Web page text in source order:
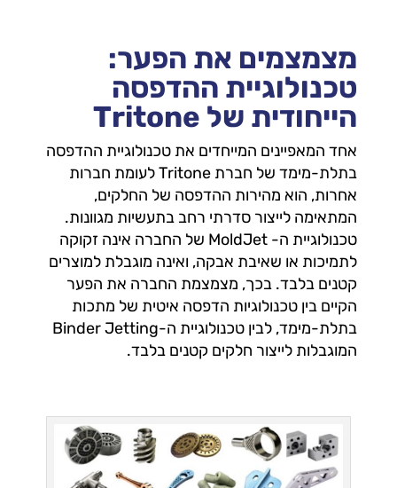
מצמצמים את הפער:
טכנולוגיית ההדפסה
הייחודית של Tritone
אחד המאפיינים המייחדים את טכנולוגיית ההדפסה
בתלת-מימד של חברת Tritone לעומת חברות
אחרות, הוא מהירות ההדפסה של החלקים,
המתאימה לייצור סדרתי רחב בתעשיות מגוונות.
טכנולוגיית ה- MoldJet של החברה אינה זקוקה
לתמיכות או שאיבת אבקה, ואינה מוגבלת למוצרים
קטנים בלבד. בכך, מצמצמת החברה את הפער
הקיים בין טכנולוגיות הדפסה איטית של מתכות
בתלת-מימד, לבין טכנולוגיית ה-Binder Jetting
המוגבלות לייצור חלקים קטנים בלבד.